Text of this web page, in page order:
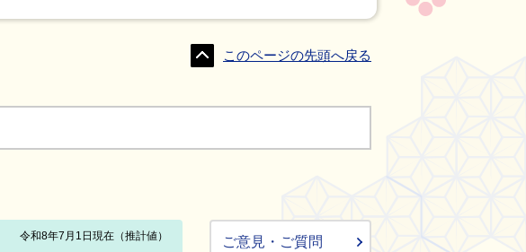
このページの先頭へ戻る
ご意見・ご質問